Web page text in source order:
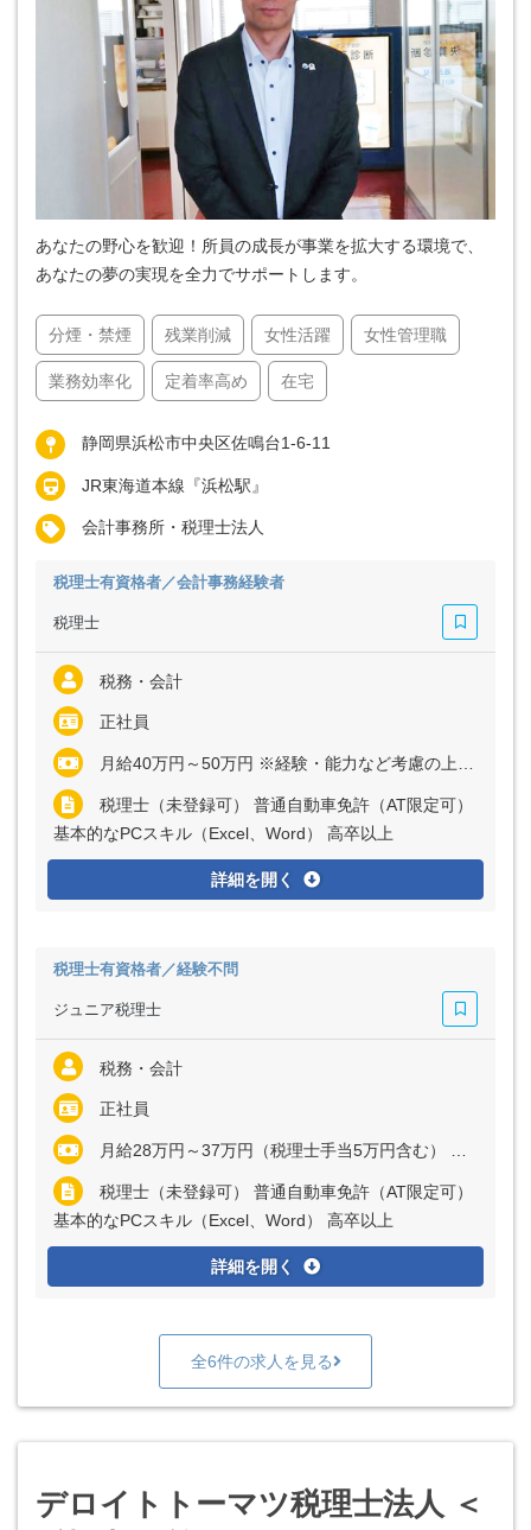
あなたの野心を歓迎！所員の成長が事業を拡大する環境で、
あなたの夢の実現を全力でサポートします。
分煙・禁煙 残業削減 女性活躍 女性管理職
業務効率化 定着率高め 在宅
静岡県浜松市中央区佐鳴台1-6-11
JR東海道本線『浜松駅』
会計事務所・税理士法人
税理士有資格者／会計事務経験者
税理士
税務・会計
正社員
月給40万円～50万円 ※経験・能力など考慮の上、決定いたします ※残業代は全額支給
税理士（未登録可） 普通自動車免許（AT限定可）
基本的なPCスキル（Excel、Word） 高卒以上
詳細を開く
税理士有資格者／経験不問
ジュニア税理士
税務・会計
正社員
月給28万円～37万円（税理士手当5万円含む） ※経験・能力など考慮の上、決定いたします ※残業代は全額支給
税理士（未登録可） 普通自動車免許（AT限定可）
基本的なPCスキル（Excel、Word） 高卒以上
詳細を開く
全6件の求人を見る
デロイトトーマツ税理士法人 ＜